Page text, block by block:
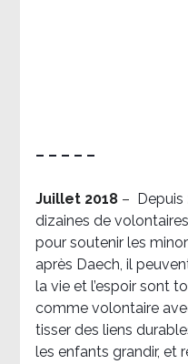
– – – – –
Juillet 2018 –
dizaines de
pour soutenir les
après Daech, il
la vie et l’espoir sont
comme volontaire
tisser des liens
les enfants grandir, et